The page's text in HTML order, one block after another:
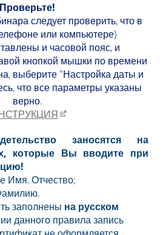
Проверьте!
следует проверить, что в
или компьютере)
и часовой пояс, и
кнопкой мышки по времени
выберите "Настройка даты и
что все параметры указаны
верно.
заносятся на
которые Вы вводите при
Имя, Отчество;
заполнены на русском
данного правила запись